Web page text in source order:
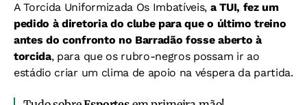
ATorcida Uniformizada Os Imbatíveis, a TUI, fez um
pedido à diretoria do clube para que o último treino
antes do confronto no Barradão fosse aberto à
torcida, para que os rubro-negros possam ir ao
estádio criar um clima de apoio na véspera da partida.